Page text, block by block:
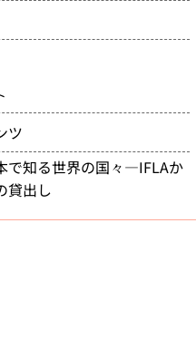
ツ
で知る世界の国々―IFLAか
貸出し